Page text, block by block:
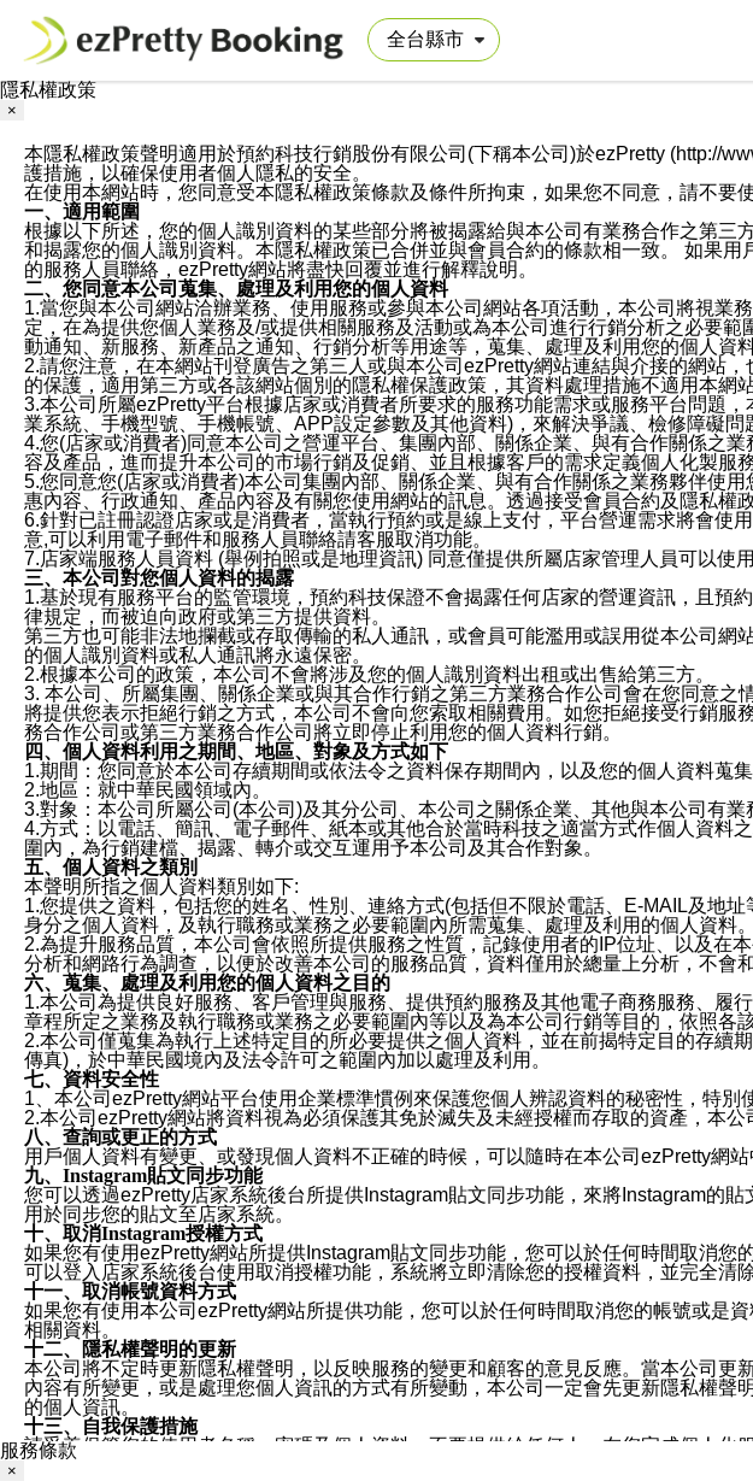
隱私權政策
×
本隱私權政策聲明適用於預約科技行銷股份有限公司(下稱本公司)於ezPretty (http://
護措施，以確保使用者個人隱私的安全。
在使用本網站時，您同意受本隱私權政策條款及條件所拘束，如果您不同意，請不要
一、適用範圍
根據以下所述，您的個人識別資料的某些部分將被揭露給與本公司有業務合作之第
和揭露您的個人識別資料。本隱私權政策已合併並與會員合約的條款相一致。 如果
的服務人員聯絡，ezPretty網站將盡快回覆並進行解釋說明。
二、您同意本公司蒐集、處理及利用您的個人資料
1.當您與本公司網站洽辦業務、使用服務或參與本公司網站各項活動，本公司將視
定，在為提供您個人業務及/或提供相關服務及活動或為本公司進行行銷分析之必要
動通知、新服務、新產品之通知、行銷分析等用途等，蒐集、處理及利用您的個人資料
2.請您注意，在本網站刊登廣告之第三人或與本公司ezPretty網站連結與介接的網站
的保護，適用第三方或各該網站個別的隱私權保護政策，其資料處理措施不適用本網
3.本公司所屬ezPretty平台根據店家或消費者所要求的服務功能需求或服務平台問題
業系統、手機型號、手機帳號、APP設定參數及其他資料)，來解決爭議、檢修障礙
4.您(店家或消費者)同意本公司之營運平台、集團內部、關係企業、與有合作關係之
容及產品，進而提升本公司的市場行銷及促銷、並且根據客戶的需求定義個人化製服
5.您同意您(店家或消費者)本公司集團內部、關係企業、與有合作關係之業務夥伴使
惠內容、行政通知、產品內容及有關您使用網站的訊息。透過接受會員合約及隱私權
6.針對已註冊認證店家或是消費者，當執行預約或是線上支付，平台營運需求將會
意,可以利用電子郵件和服務人員聯絡請客服取消功能。
7.店家端服務人員資料 (舉例拍照或是地理資訊) 同意僅提供所屬店家管理人員可以使
三、本公司對您個人資料的揭露
1.基於現有服務平台的監管環境，預約科技保證不會揭露任何店家的營運資訊，且
律規定，而被迫向政府或第三方提供資料。
第三方也可能非法地攔截或存取傳輸的私人通訊，或會員可能濫用或誤用從本公司
的個人識別資料或私人通訊將永遠保密。
2.根據本公司的政策，本公司不會將涉及您的個人識別資料出租或出售給第三方。
3. 本公司、所屬集團、關係企業或與其合作行銷之第三方業務合作公司會在您同意
將提供您表示拒絕行銷之方式，本公司不會向您索取相關費用。如您拒絕接受行銷
務合作公司或第三方業務合作公司將立即停止利用您的個人資料行銷。
四、個人資料利用之期間、地區、對象及方式如下
1.期間：您同意於本公司存續期間或依法令之資料保存期間內，以及您的個人資料蒐
2.地區：就中華民國領域內。
3.對象：本公司所屬公司(本公司)及其分公司、本公司之關係企業、其他與本公司有業
4.方式：以電話、簡訊、電子郵件、紙本或其他合於當時科技之適當方式作個人資
圍內，為行銷建檔、揭露、轉介或交互運用予本公司及其合作對象。
五、個人資料之類別
本聲明所指之個人資料類別如下:
1.您提供之資料，包括您的姓名、性別、連絡方式(包括但不限於電話、E-MAIL及地
身分之個人資料，及執行職務或業務之必要範圍內所需蒐集、處理及利用的個人資料。
2.為提升服務品質，本公司會依照所提供服務之性質，記錄使用者的IP位址、以及
分析和網路行為調查，以便於改善本公司的服務品質，資料僅用於總量上分析，不會
六、蒐集、處理及利用您的個人資料之目的
1.本公司為提供良好服務、客戶管理與服務、提供預約服務及其他電子商務服務、
章程所定之業務及執行職務或業務之必要範圍內等以及為本公司行銷等目的，依照各
2.本公司僅蒐集為執行上述特定目的所必要提供之個人資料，並在前揭特定目的存續
傳真)，於中華民國境內及法令許可之範圍內加以處理及利用。
七、資料安全性
1、本公司ezPretty網站平台使用企業標準慣例來保護您個人辨認資料的秘密性，特
2.本公司ezPretty網站將資料視為必須保護其免於滅失及未經授權而存取的資產，本
八、查詢或更正的方式
用戶個人資料有變更、或發現個人資料不正確的時候，可以隨時在本公司ezPretty網
九、Instagram貼文同步功能
您可以透過ezPretty店家系統後台所提供Instagram貼文同步功能，來將Instagram的
用於同步您的貼文至店家系統。
十、取消Instagram授權方式
如果您有使用ezPretty網站所提供Instagram貼文同步功能，您可以於任何時間取消
可以登入店家系統後台使用取消授權功能，系統將立即清除您的授權資料，並完全清
十一、取消帳號資料方式
如果您有使用本公司ezPretty網站所提供功能，您可以於任何時間取消您的帳號或是
相關資料。
十二、隱私權聲明的更新
本公司將不定時更新隱私權聲明，以反映服務的變更和顧客的意見反應。當本公司
內容有所變更，或是處理您個人資訊的方式有所變動，本公司一定會先更新隱私權
的個人資訊。
十三、自我保護措施
請妥善保管您的使用者名稱、密碼及個人資料，不要提供給任何人。在您完成個人
窗，以防止他人讀取您的個人資料、信件或進入所機關管理區。
服務條款
×